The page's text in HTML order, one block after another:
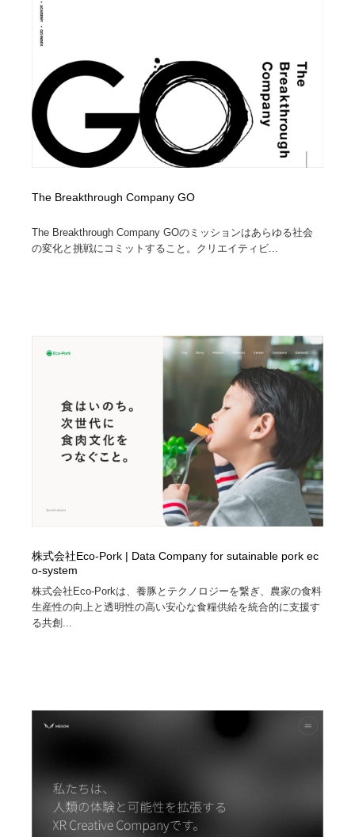
The Breakthrough Company GO
The Breakthrough Company GOのミッションはあらゆる社会
の変化と挑戦にコミットすること。クリエイティビ...
株式会社Eco-Pork | Data Company for sutainable pork ec
o-system
株式会社Eco-Porkは、養豚とテクノロジーを繋ぎ、農家の食料
生産性の向上と透明性の高い安心な食糧供給を統合的に支援す
る共創...